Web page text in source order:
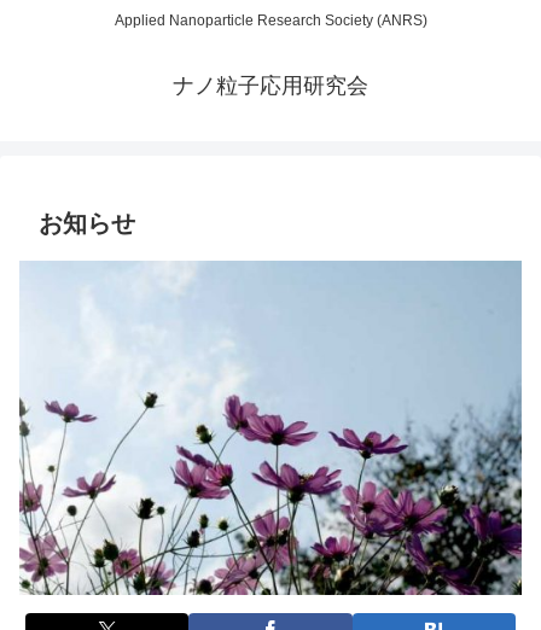
Applied Nanoparticle Research Society (ANRS)
ナノ粒子応用研究会
お知らせ